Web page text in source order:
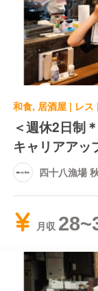
＜週休2日制
キャリアアッ
四十八漁場
月収